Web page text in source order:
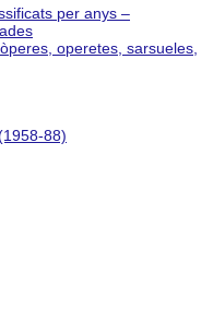
per anys –
operetes, sarsueles,
88)